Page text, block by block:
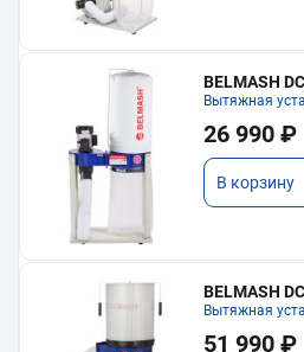
BELMASH
Вытяжная
26 990 ₽
В корзину
BELMASH
Вытяжная
51 990 ₽